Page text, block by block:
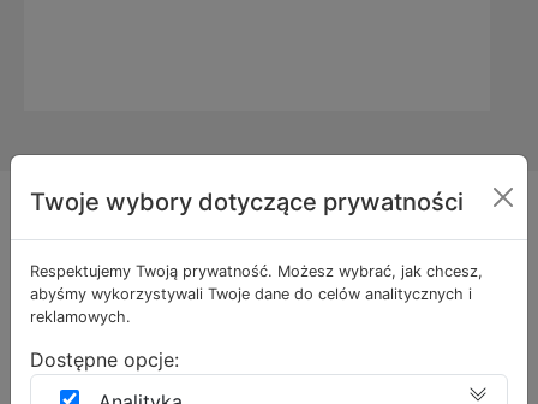
Wiedza dla Ciebie
Groźne konsekwencje oparzeń
Twoje wybory dotyczące prywatności
Respektujemy Twoją prywatność. Możesz wybrać, jak chcesz,
abyśmy wykorzystywali Twoje dane do celów analitycznych i
reklamowych.
Dostępne opcje: